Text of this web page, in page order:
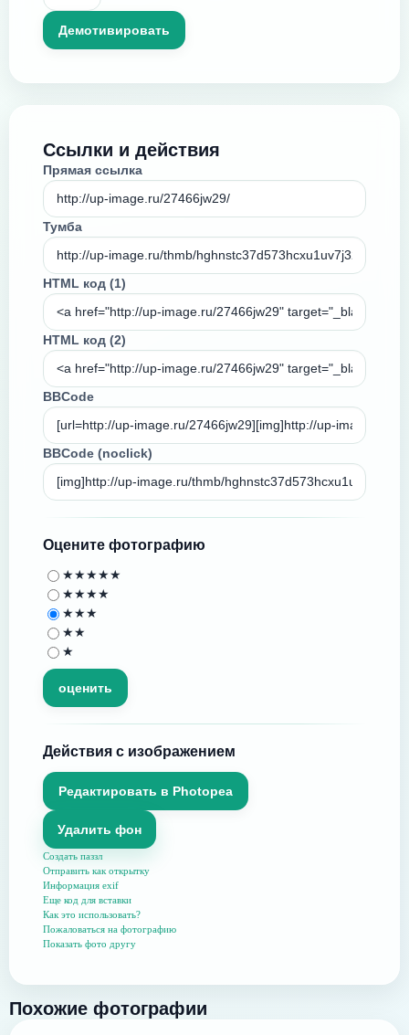
Ссылки и действия
Прямая ссылка
Тумба
HTML код (1)
HTML код (2)
BBCode
BBCode (noclick)
Оцените фотографию
★★★★★
★★★★
★★★
★★
★
Действия с изображением
Редактировать в Photopea
Удалить фон
Создать паззл
Отправить как открытку
Информация exif
Еще код для вставки
Как это использовать?
Пожаловаться на фотографию
Показать фото другу
Похожие фотографии